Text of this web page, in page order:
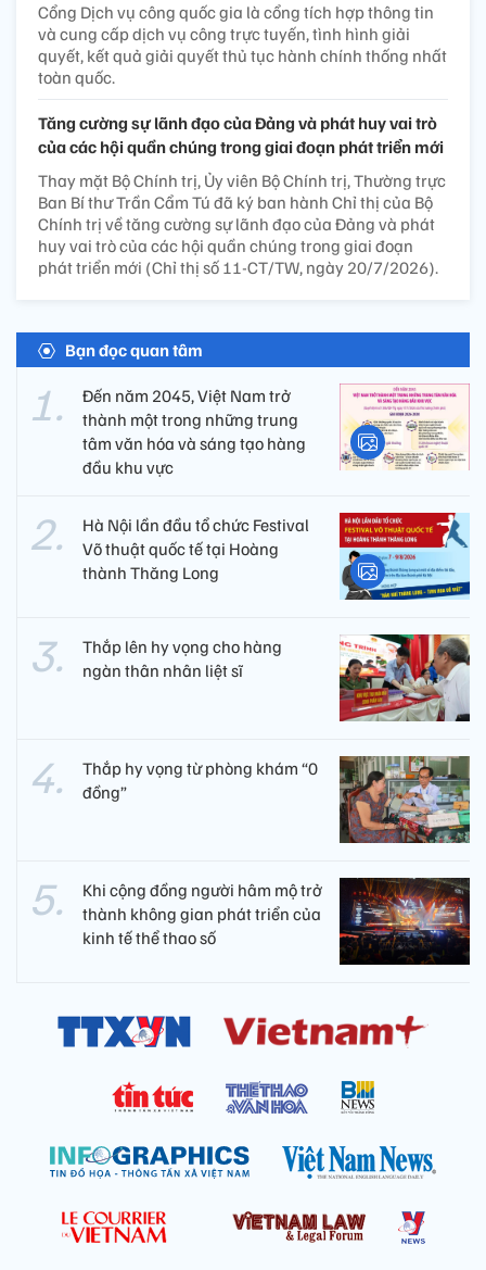
Cổng Dịch vụ công quốc gia là cổng tích hợp thông tin
và cung cấp dịch vụ công trực tuyến, tình hình giải
quyết, kết quả giải quyết thủ tục hành chính thống nhất
toàn quốc.
Tăng cường sự lãnh đạo của Đảng và phát huy vai trò
của các hội quần chúng trong giai đoạn phát triển mới
Thay mặt Bộ Chính trị, Ủy viên Bộ Chính trị, Thường trực
Ban Bí thư Trần Cẩm Tú đã ký ban hành Chỉ thị của Bộ
Chính trị về tăng cường sự lãnh đạo của Đảng và phát
huy vai trò của các hội quần chúng trong giai đoạn
phát triển mới (Chỉ thị số 11-CT/TW, ngày 20/7/2026).
Bạn đọc quan tâm
Đến năm 2045, Việt Nam trở
thành một trong những trung
tâm văn hóa và sáng tạo hàng
đầu khu vực
Hà Nội lần đầu tổ chức Festival
Võ thuật quốc tế tại Hoàng
thành Thăng Long
Thắp lên hy vọng cho hàng
ngàn thân nhân liệt sĩ
Thắp hy vọng từ phòng khám “0
đồng”
Khi cộng đồng người hâm mộ trở
thành không gian phát triển của
kinh tế thể thao số